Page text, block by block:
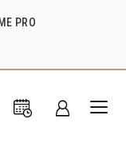
PRO